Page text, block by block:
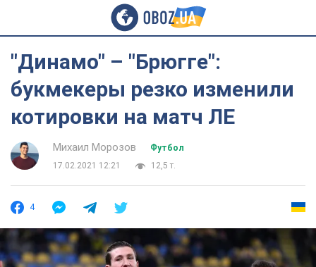
"Динамо" – "Брюгге":
букмекеры резко изменили
котировки на матч ЛЕ
Михаил Морозов
Футбол
17.02.2021 12:21
12,5 т.
4